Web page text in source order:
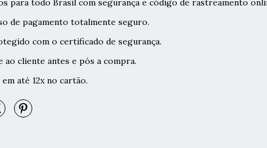
para todo Brasil com segurança e código de rastreamento
de pagamento totalmente seguro.
com o certificado de segurança.
ao cliente antes e pós a compra.
até 12x no cartão.